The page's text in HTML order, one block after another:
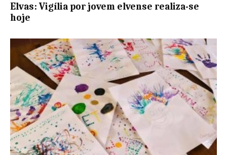
Elvas: Vigília por jovem elvense realiza-se
hoje